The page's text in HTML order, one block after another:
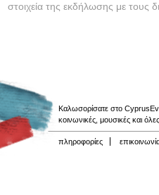
στοιχεία της εκδήλωσης με τους
Καλωσορίσατε στο
κοινωνικές, μουσικές και
πληροφορίες